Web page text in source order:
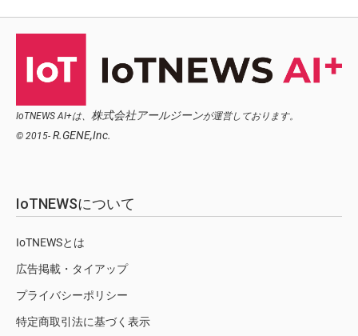
IoTNEWS AI+は、 株式会社アールジーンが運営しております。
© 2015- R.GENE,Inc.
IoTNEWSについて
IoTNEWSとは
広告掲載・タイアップ
プライバシーポリシー
特定商取引法に基づく表示